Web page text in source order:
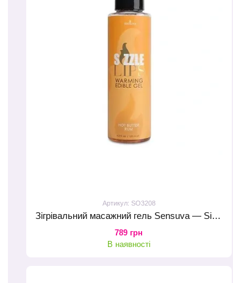
Артикул: SO3208
Зігрівальний масажний гель Sensuva — Sizzle Lips Butter Rum (125 мл), без цукру, їстівний
789 грн
В наявності